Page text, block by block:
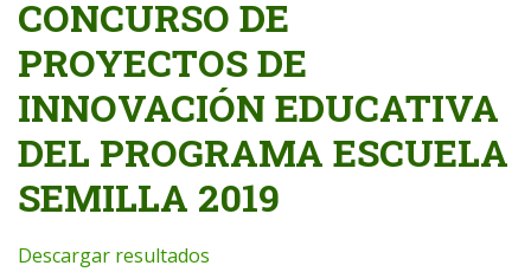
CONCURSO DE
PROYECTOS DE
INNOVACIÓN EDUCATIVA
DEL PROGRAMA ESCUELA
SEMILLA 2019
Descargar resultados